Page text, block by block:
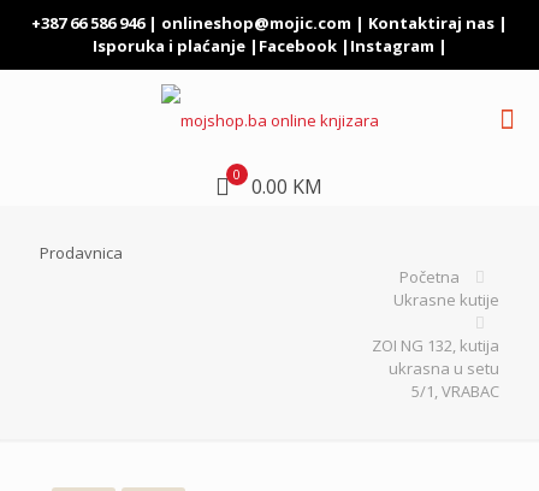
+387 66 586 946 | onlineshop@mojic.com | Kontaktiraj nas |
Isporuka i plaćanje| Facebook| Instagram |
0 0.00 KM
Prodavnica
Početna
Ukrasne kutije
ZOI NG 132, kutija
ukrasna u setu
5/1, VRABAC